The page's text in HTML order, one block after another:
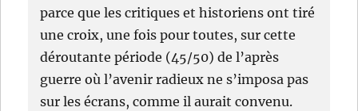
parce que les critiques et historiens ont tiré
une croix, une fois pour toutes, sur cette
déroutante période (45/50) de l’après
guerre où l’avenir radieux ne s’imposa pas
sur les écrans, comme il aurait convenu.